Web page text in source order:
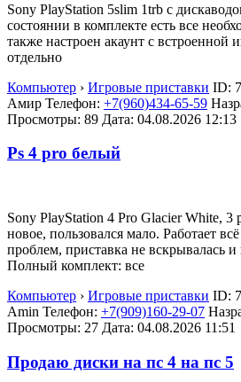
Sony PlayStation 5slim 1trb с
состоянии в комплекте есть все
также настроен акаунт с встроенной
отдельно
Компьютер › Игровые приставки ID:
Амир Телефон: +7(960)434-65-59
Просмотры: 89 Дата: 04.08.2026 12:13
Ps 4 pro белый
Sony PlayStation 4 Pro Glacier White, 3
новое, пользовался мало. Работает
проблем, приставка не вскрывалась и
Полный комплект: все
Компьютер › Игровые приставки ID:
Amin Телефон: +7(909)160-29-07
Просмотры: 27 Дата: 04.08.2026 11:51
Продаю диски на пс 4 на пс 5